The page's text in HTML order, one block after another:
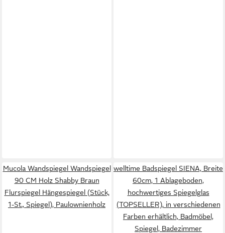
Mucola Wandspiegel Wandspiegel
90 CM Holz Shabby Braun
Flurspiegel Hängespiegel (Stück,
1-St., Spiegel), Paulownienholz
welltime Badspiegel SIENA, Breite
60cm, 1 Ablageboden,
hochwertiges Spiegelglas
(TOPSELLER), in verschiedenen
Farben erhältlich, Badmöbel,
Spiegel, Badezimmer